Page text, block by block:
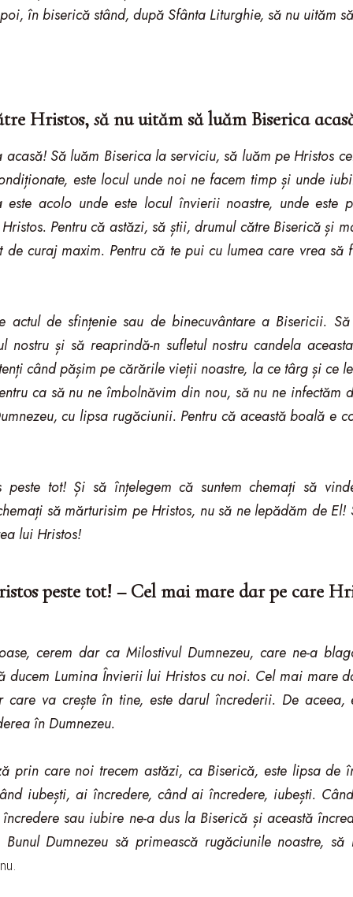
în biserică stând, după Sfânta Liturghie, să nu uităm
Hristos, să nu uităm să luăm Biserica
Să luăm Biserica la serviciu, să luăm pe Hristos
este locul unde noi ne facem timp și unde
acolo unde este locul învierii noastre, unde este
Pentru că astăzi, să știi, drumul către Biserică și
curaj maxim. Pentru că te pui cu lumea care vrea
actul de sfințenie sau de binecuvântare a Bisericii.
nostru și să reaprindă-n sufletul nostru candela
când pășim pe cărările vieții noastre, la ce târg și ce
ca să nu ne îmbolnăvim din nou, să nu ne infectăm
cu lipsa rugăciunii. Pentru că această boală e
tot! Și să înțelegem că suntem chemați să
să mărturisim pe Hristos, nu să ne lepădăm de El!
lui Hristos!
peste tot! – Cel mai mare dar pe care
cerem dar ca Milostivul Dumnezeu, care ne-a
ducem Lumina Învierii lui Hristos cu noi. Cel mai mare
va crește în tine, este darul încrederii. De aceea,
în Dumnezeu.
prin care noi trecem astăzi, ca Biserică, este lipsa de
iubești, ai încredere, când ai încredere, iubești.
sau iubire ne-a dus la Biserică și această
Dumnezeu să primească rugăciunile noastre, să